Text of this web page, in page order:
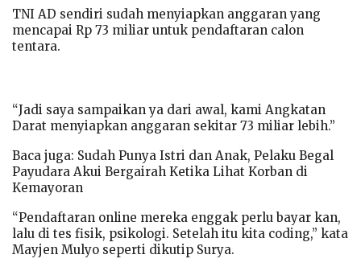
TNI AD sendiri sudah menyiapkan anggaran yang
mencapai Rp 73 miliar untuk pendaftaran calon
tentara.
“Jadi saya sampaikan ya dari awal, kami Angkatan
Darat menyiapkan anggaran sekitar 73 miliar lebih.”
Baca juga: Sudah Punya Istri dan Anak, Pelaku Begal
Payudara Akui Bergairah Ketika Lihat Korban di
Kemayoran
“Pendaftaran online mereka enggak perlu bayar kan,
lalu di tes fisik, psikologi. Setelah itu kita coding,” kata
Mayjen Mulyo seperti dikutip Surya.